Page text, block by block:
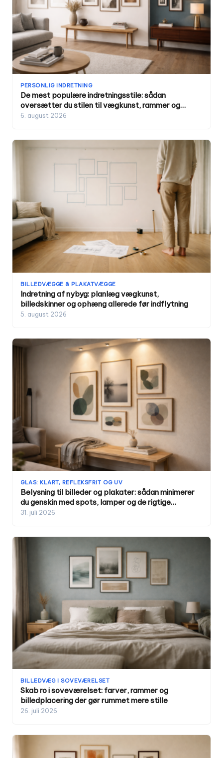
PERSONLIG INDRETNING
De mest populære indretningsstile: sådan
oversætter du stilen til vægkunst, rammer og
farver
6. august 2026
BILLEDVÆGGE & PLAKATVÆGGE
Indretning af nybyg: planlæg vægkunst,
billedskinner og ophæng allerede før indflytning
5. august 2026
GLAS: KLART, REFLEKSFRIT OG UV
Belysning til billeder og plakater: sådan minimerer
du genskin med spots, lamper og de rigtige
afstande
31. juli 2026
BILLEDVÆG I SOVEVÆRELSET
Skab ro i soveværelset: farver, rammer og
billedplacering der gør rummet mere stille
26. juli 2026